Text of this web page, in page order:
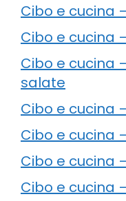
Cibo e cucina
Cibo e cucina
Cibo e cucina
salate
Cibo e cucina
Cibo e cucina
Cibo e cucina
Cibo e cucina